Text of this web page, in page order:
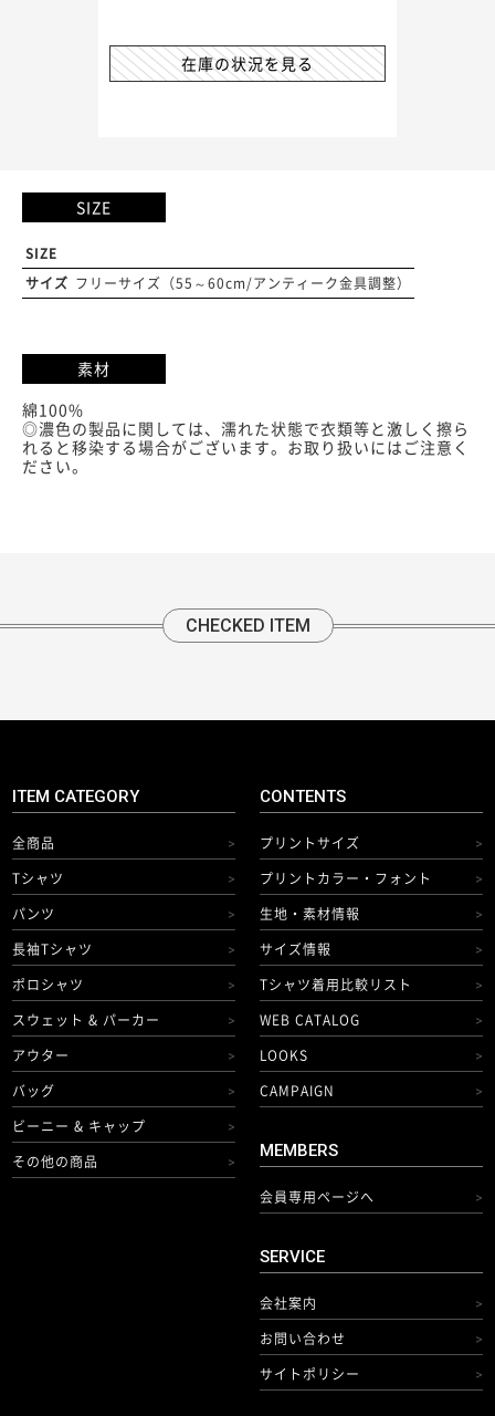
在庫の状況を見る
SIZE
SIZE
サイズ フリーサイズ（55～60cm/アンティーク金具調整）
素材
綿100%
◎濃色の製品に関しては、濡れた状態で衣類等と激しく擦ら
れると移染する場合がございます。お取り扱いにはご注意く
ださい。
CHECKED ITEM
ITEM CATEGORY
全商品 >
Tシャツ >
パンツ >
長袖Tシャツ >
ポロシャツ >
スウェット & パーカー >
アウター >
バッグ >
ビーニー & キャップ >
その他の商品 >
CONTENTS
プリントサイズ >
プリントカラー・フォント >
生地・素材情報 >
サイズ情報 >
Tシャツ着用比較リスト >
WEB CATALOG >
LOOKS >
CAMPAIGN >
MEMBERS
会員専用ページへ >
SERVICE
会社案内 >
お問い合わせ >
サイトポリシー >